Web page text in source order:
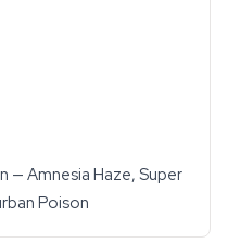
— Amnesia Haze, Super
Poison